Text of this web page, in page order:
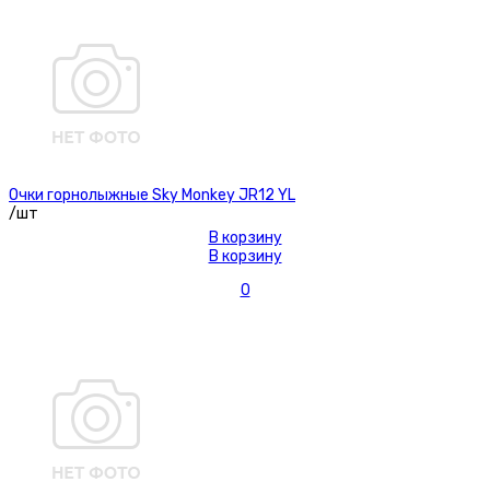
Очки горнолыжные Sky Monkey JR12 YL
/шт
В корзину
В корзину
0